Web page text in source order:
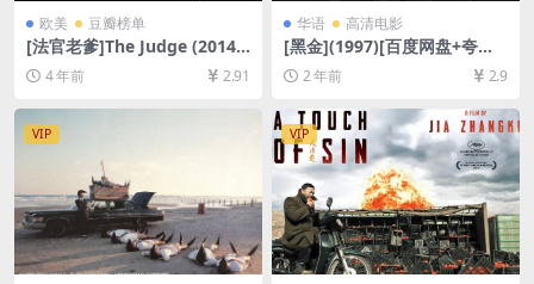
欧美 豆瓣榜单
[法官老爹]The Judge (2014)
[百度网盘+迅雷云盘资源1080
P超清未删减][MP4/8.8GB][中
英字幕]
4 年前 2.91
华语 高清电影
[黑金](1997)[百度网盘+夸克
网盘1080P超清未删减资源]
[网盘在线播放/下载][MP4/8G
B][原声中字]
2 年前 2.9
VIP VIP